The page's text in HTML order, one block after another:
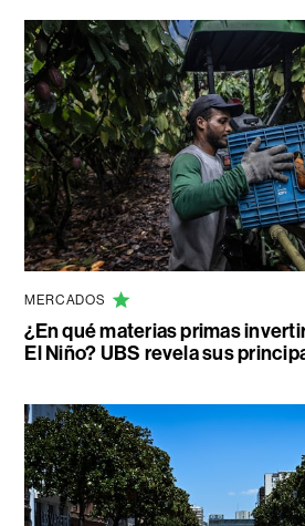
MERCADOS
¿En qué materias primas
El Niño? UBS revela sus